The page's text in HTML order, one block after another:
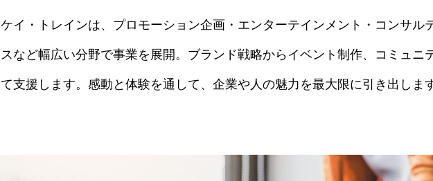
ケイ・トレインは、プロモーション企画・エンターテインメント・コンサル
スなど幅広い分野で事業を展開。ブランド戦略からイベント制作、コミュニ
て支援します。感動と体験を通して、企業や人の魅力を最大限に引き出しま